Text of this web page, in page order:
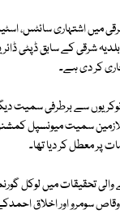
اشتہاری سائٹس،
شرقی کے سابق ڈپٹی
کر دی ہے۔
سے برطرفی سمیت
سمیت میونسپل کمشنر
پر معطل کر دیا تھا۔
تحقیقات میں لوکل
سومرو اور اخلاق